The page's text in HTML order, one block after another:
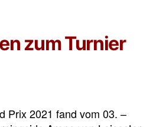
zum Turnier
Prix 2021 fand vom 03. –